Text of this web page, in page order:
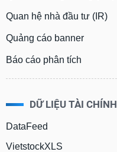
Quan hệ nhà đầu tư (IR)
Quảng cáo banner
Báo cáo phân tích
DỮ LIỆU TÀI CHÍNH
DataFeed
VietstockXLS